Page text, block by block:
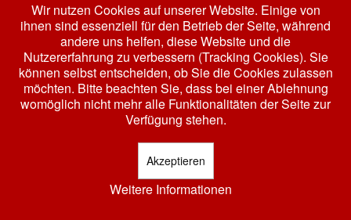
Nach oben
© 2026 HSV RW Harth e.V.
Wir nutzen Cookies auf unserer Website. Einige von
ihnen sind essenziell für den Betrieb der Seite, während
andere uns helfen, diese Website und die
Nutzererfahrung zu verbessern (Tracking Cookies). Sie
können selbst entscheiden, ob Sie die Cookies zulassen
möchten. Bitte beachten Sie, dass bei einer Ablehnung
womöglich nicht mehr alle Funktionalitäten der Seite zur
Verfügung stehen.
Akzeptieren
Weitere Informationen